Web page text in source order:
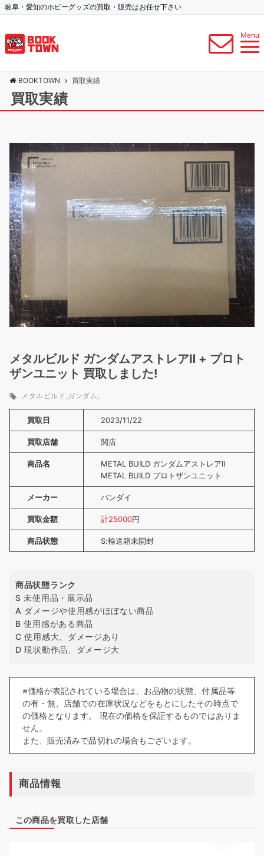
岐阜・愛知のホビーグッズの買取・販売はお任せ下さい
Menu
BOOKTOWN 買取実績
買取実績
メタルビルド ガンダムアストレアⅡ + プロト
ザンユニット 買取しました!
メタルビルド ガンダム
買取日 2023/11/22
買取店舗 関店
商品名
METAL BUILD ガンダムアストレアII
METAL BUILD プロトザンユニット
メーカー バンダイ
買取金額 計25000円
商品状態 S:輸送箱未開封
商品状態ランク
S 未使用品・展示品
A ダメージや使用感がほぼない商品
B 使用感がある商品
C 使用感大、ダメージあり
D 現状動作品、ダメージ大
※価格が表記されている場合は、お品物の状態、付属品等
の有・無、店舗での在庫状況などをもとにしたその時点で
の価格となります。 現在の価格を保証するものではありま
せん。
また、販売済みで品切れの場合もございます。
商品情報
この商品を買取した店舗